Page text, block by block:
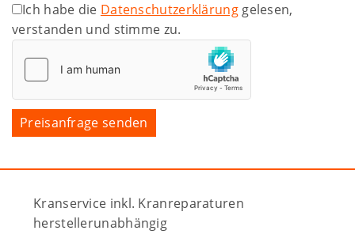
Ich habe die Datenschutzerklärunggelesen,
verstanden und stimme zu.
Kranservice inkl. Kranreparaturen
herstellerunabhängig